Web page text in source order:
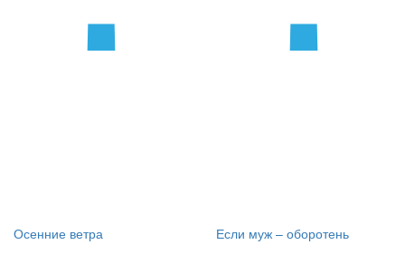
Осенние ветра Если муж – оборотень